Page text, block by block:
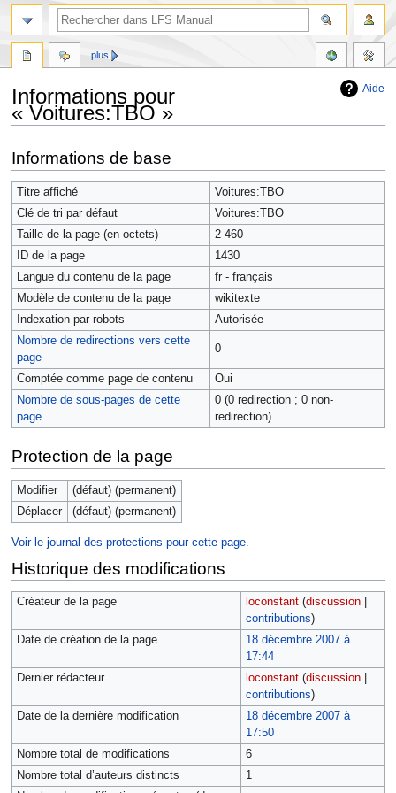
Aide
Informations pour
« Voitures:TBO »
à
la
navigation
à
la
recherche
Informations de base
Titre affiché
Voitures:TBO
Clé de tri par défaut
Voitures:TBO
Taille de la page (en octets)
2 460
ID de la page
1430
Langue du contenu de la page
fr - français
Modèle de contenu de la page
wikitexte
Indexation par robots
Autorisée
Nombre de redirections vers cette
page
0
Comptée comme page de contenu
Oui
Nombre de sous-pages de cette
page
0 (0 redirection ; 0 non-
redirection)
Protection de la page
Modifier
(défaut) (permanent)
Déplacer
(défaut) (permanent)
Voir le journal des protections pour cette page.
Historique des modifications
Créateur de la page loconstant (discussion|
contributions)
Date de création de la page
18 décembre 2007 à
17:44
Dernier rédacteur
loconstant (discussion|
contributions)
Date de la dernière modification
18 décembre 2007 à
17:50
Nombre total de modifications
6
Nombre total d’auteurs distincts
1
plus